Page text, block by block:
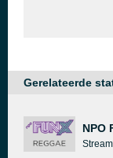
Gerelateerde
NPO
Stream